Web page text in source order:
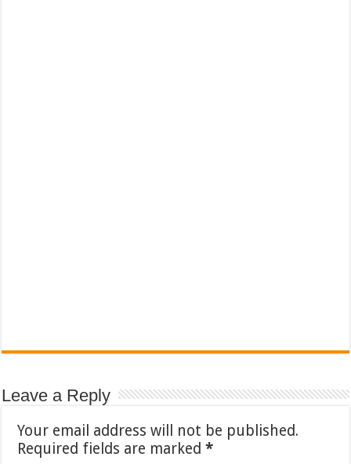
Leave a Reply
Your email address will not be published.
Required fields are marked*